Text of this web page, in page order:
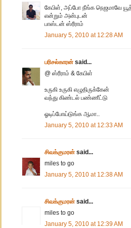
கேபிள், அப்போ நீங்க நெஜமாவே
என்றும் அன்புடன்
பாஸ்டன் ஸ்ரீராம்
January 5, 2010 at 12:28 AM
பரிசல்காரன் said...
@ ஸ்ரீராம் & கேபிள்
உருகி உருகி எழுதிருக்கேன்
வந்து கிண்டல் பண்ணீட்டு
ஓடிப்போய்டுங்க ஆமா..
January 5, 2010 at 12:33 AM
சிவக்குமரன் said...
miles to go
January 5, 2010 at 12:38 AM
சிவக்குமரன் said...
miles to go
January 5, 2010 at 12:39 AM